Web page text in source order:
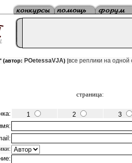
(автор: POetessaVJA) [все реплики на одной
страница:
1 2
3